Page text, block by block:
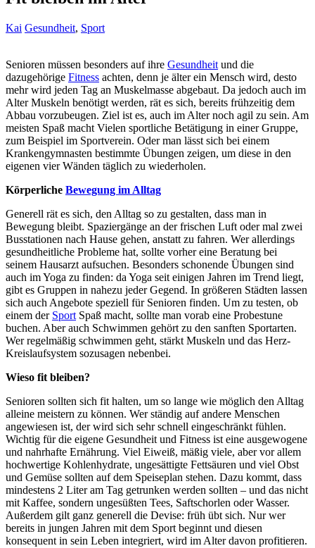
Kai Gesundheit, Sport
Senioren müssen besonders auf ihre Gesundheit und die
dazugehörige Fitness achten, denn je älter ein Mensch wird, desto
mehr wird jeden Tag an Muskelmasse abgebaut. Da jedoch auch im
Alter Muskeln benötigt werden, rät es sich, bereits frühzeitig dem
Abbau vorzubeugen. Ziel ist es, auch im Alter noch agil zu sein. Am
meisten Spaß macht Vielen sportliche Betätigung in einer Gruppe,
zum Beispiel im Sportverein. Oder man lässt sich bei einem
Krankengymnasten bestimmte Übungen zeigen, um diese in den
eigenen vier Wänden täglich zu wiederholen.
Körperliche Bewegung im Alltag
Generell rät es sich, den Alltag so zu gestalten, dass man in
Bewegung bleibt. Spaziergänge an der frischen Luft oder mal zwei
Busstationen nach Hause gehen, anstatt zu fahren. Wer allerdings
gesundheitliche Probleme hat, sollte vorher eine Beratung bei
seinem Hausarzt aufsuchen. Besonders schonende Übungen sind
auch im Yoga zu finden: da Yoga seit einigen Jahren im Trend liegt,
gibt es Gruppen in nahezu jeder Gegend. In größeren Städten lassen
sich auch Angebote speziell für Senioren finden. Um zu testen, ob
einem der Sport Spaß macht, sollte man vorab eine Probestune
buchen. Aber auch Schwimmen gehört zu den sanften Sportarten.
Wer regelmäßig schwimmen geht, stärkt Muskeln und das Herz-
Kreislaufsystem sozusagen nebenbei.
Wieso fit bleiben?
Senioren sollten sich fit halten, um so lange wie möglich den Alltag
alleine meistern zu können. Wer ständig auf andere Menschen
angewiesen ist, der wird sich sehr schnell eingeschränkt fühlen.
Wichtig für die eigene Gesundheit und Fitness ist eine ausgewogene
und nahrhafte Ernährung. Viel Eiweiß, mäßig viele, aber vor allem
hochwertige Kohlenhydrate, ungesättigte Fettsäuren und viel Obst
und Gemüse sollten auf dem Speiseplan stehen. Dazu kommt, dass
mindestens 2 Liter am Tag getrunken werden sollten – und das nicht
mit Kaffee, sondern ungesüßten Tees, Saftschorlen oder Wasser.
Außerdem gilt ganz generell die Devise: früh übt sich. Nur wer
bereits in jungen Jahren mit dem Sport beginnt und diesen
konsequent in sein Leben integriert, wird im Alter davon profitieren.